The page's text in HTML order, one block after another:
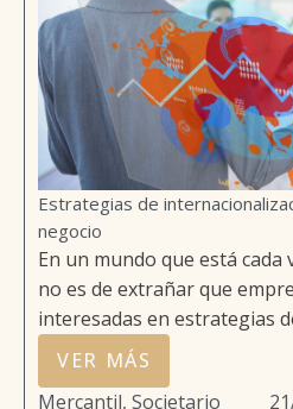
Estrategias de
negocio
En un mundo que está cada
no es de extrañar que
interesadas en estrategias
VER MÁS
Mercantil, Societario